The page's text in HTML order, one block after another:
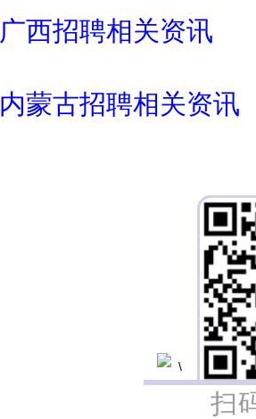
广西招聘相关资讯
内蒙古招聘相关资讯
扫